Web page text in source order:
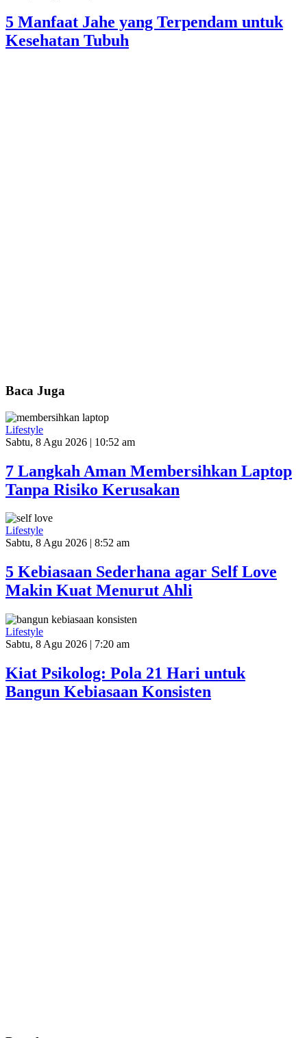
5 Manfaat Jahe yang Terpendam untuk
Kesehatan Tubuh
Baca Juga
Lifestyle
Sabtu, 8 Agu 2026 | 10:52 am
7 Langkah Aman Membersihkan Laptop
Tanpa Risiko Kerusakan
Lifestyle
Sabtu, 8 Agu 2026 | 8:52 am
5 Kebiasaan Sederhana agar Self Love
Makin Kuat Menurut Ahli
Lifestyle
Sabtu, 8 Agu 2026 | 7:20 am
Kiat Psikolog: Pola 21 Hari untuk
Bangun Kebiasaan Konsisten